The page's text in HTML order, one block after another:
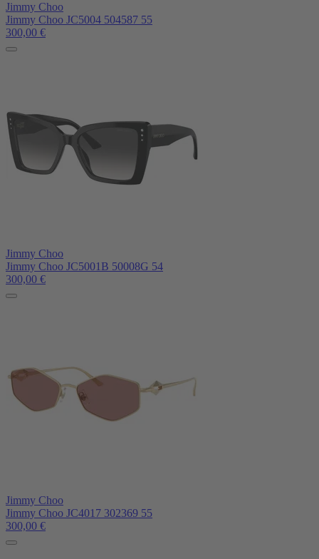
Jimmy Choo
Jimmy Choo JC5004 504587 55
300,00 €
Jimmy Choo
Jimmy Choo JC5001B 50008G 54
300,00 €
Jimmy Choo
Jimmy Choo JC4017 302369 55
300,00 €